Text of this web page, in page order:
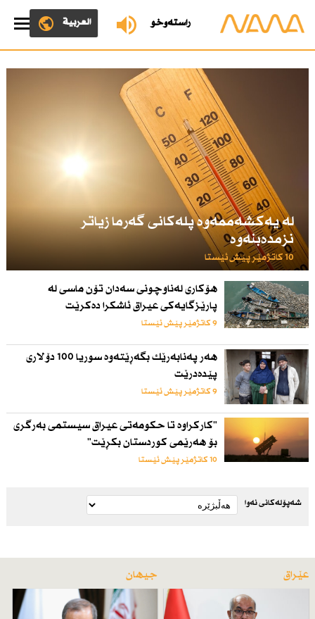
ڕاستەوخۆ العربية
لە یەكشەممەوە پلەكانی گەرما زیاتر
نزمدەبنەوە
10 کاتژمێر پێش ئێستا
هۆكاری لەناوچونی سەدان تۆن ماسی لە
پارێزگایەكی عیراق ئاشكرا دەكرێت
9 کاتژمێر پێش ئێستا
هەر پەنابەرێك بگەڕێتەوە سوریا 100 دۆلاری
پێدەدرێت
9 کاتژمێر پێش ئێستا
"كاركراوە تا حكومەتی عیراق سیستمی بەرگری
بۆ هەرێمی كوردستان بكڕێت"
10 کاتژمێر پێش ئێستا
شەپۆلەکانی نەوا
عێراق جیهان